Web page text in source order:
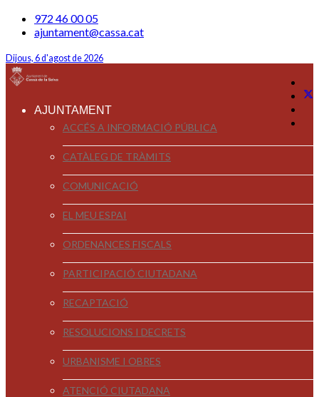
972 46 00 05
ajuntament@cassa.cat
Dijous, 6 d'agost de 2026
AJUNTAMENT
ACCÉS A INFORMACIÓ PÚBLICA
CATÀLEG DE TRÀMITS
COMUNICACIÓ
EL MEU ESPAI
ORDENANCES FISCALS
PARTICIPACIÓ CIUTADANA
RECAPTACIÓ
RESOLUCIONS I DECRETS
URBANISME I OBRES
ATENCIÓ CIUTADANA